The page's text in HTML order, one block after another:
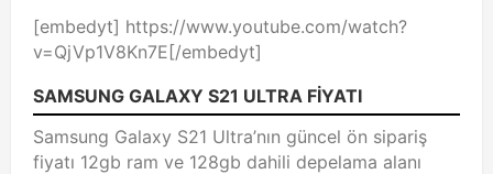
[embedyt] https://www.youtube.com/watch?
v=QjVp1V8Kn7E[/embedyt]
SAMSUNG GALAXY S21 ULTRA FİYATI
Samsung Galaxy S21 Ultra’nın güncel ön sipariş
fiyatı 12gb ram ve 128gb dahili depelama alanı